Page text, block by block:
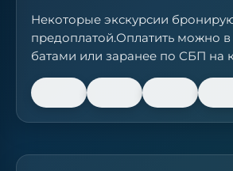
Некоторые экскурсии
предоплатой.Оплатить можно в
батами или заранее по СБП на